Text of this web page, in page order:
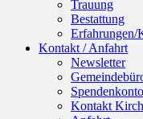
Trauung
Bestattung
Erfahrungen/
Kontakt / Anfahrt
Newsletter
Kontakt